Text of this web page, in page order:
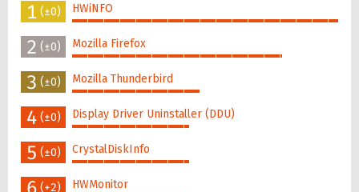
1 (±0) HWiNFO
100%
2 (±0) Mozilla Firefox
79%
3 (±0) Mozilla Thunderbird
48%
4 (±0) Display Driver Uninstaller (DDU)
44%
5 (±0) CrystalDiskInfo
44%
(+2) HWMonitor